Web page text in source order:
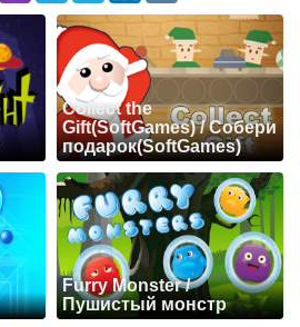
Collect the
Gift(SoftGames) / Собери
подарок(SoftGames)
Furry Monster /
Пушистый монстр